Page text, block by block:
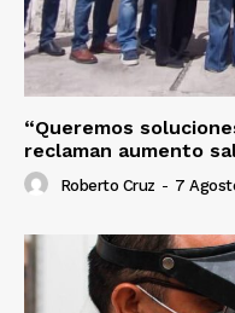
“Queremos
reclaman aumento
Roberto Cruz - 7